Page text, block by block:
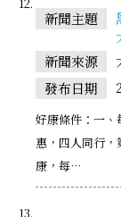
新聞主題
新聞來源
發布日期
好康條件：一
惠，四人同行
康，每…